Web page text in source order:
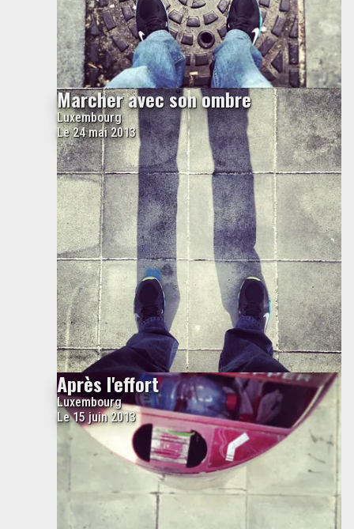
Marcher avec son ombre
Luxembourg
Le 24 mai 2013
Après l'effort
Luxembourg
Le 15 juin 2013